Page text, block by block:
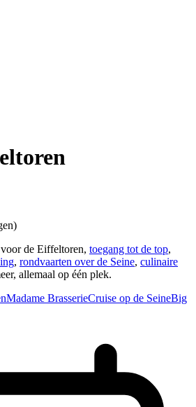
)
de Eiffeltoren, toegang tot de top,
, rondvaarten over de Seine, culinaire
allemaal op één plek.
Madame BrasserieCruise op de SeineBig